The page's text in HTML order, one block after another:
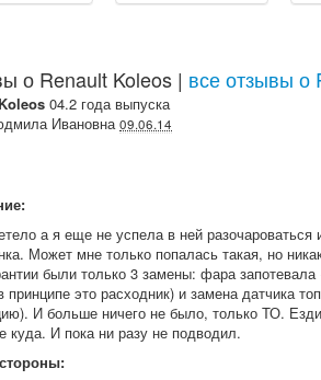
о Renault Koleos | все отзывы о
Koleos 04.2 года выпуска
Ивановна 09.06.14
а я еще не успела в ней
Может мне только попалась такая, но
были только 3 замены: фара
принципе это расходник) и замена датчика
И больше ничего не было, только ТО.
куда. И пока ни разу не подводил.